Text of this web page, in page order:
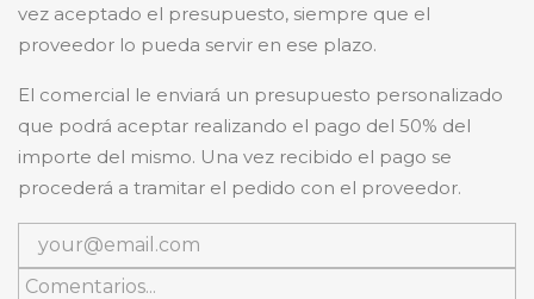
vez aceptado el presupuesto, siempre que el
proveedor lo pueda servir en ese plazo.
El comercial le enviará un presupuesto personalizado
que podrá aceptar realizando el pago del 50% del
importe del mismo. Una vez recibido el pago se
procederá a tramitar el pedido con el proveedor.